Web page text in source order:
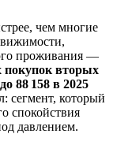
чем многие
проживания —
покупок вторых
88 158 в 2025
сегмент, который
спокойствия
давлением.